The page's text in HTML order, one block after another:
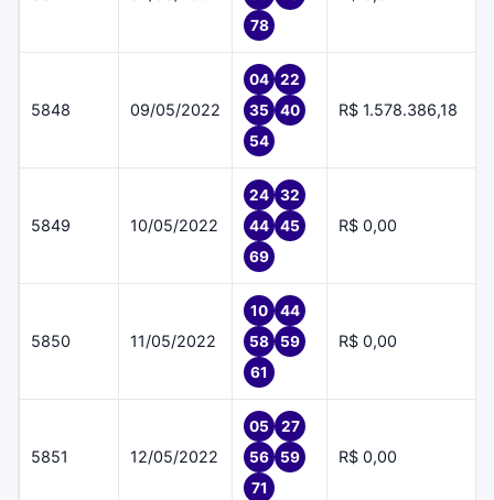
78
5848 09/05/2022
04
22
35
40
54
R$ 1.578.386,18
5849 10/05/2022
24
32
44
45
69
R$ 0,00
5850 11/05/2022
10
44
58
59
61
R$ 0,00
5851 12/05/2022
05
27
56
59
71
R$ 0,00